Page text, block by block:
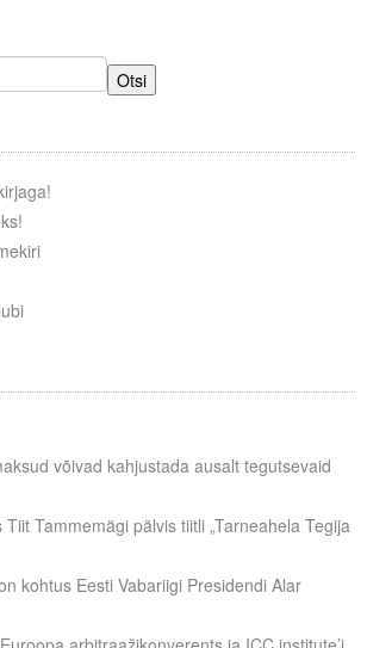
Otsi
võivad kahjustada ausalt tegutsevaid
Tammemägi pälvis tiitli „Tarneahela Tegija
kohtus Eesti Vabariigi Presidendi Alar